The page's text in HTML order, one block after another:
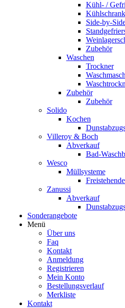
Kühl- /
Kühlschrank
Side-by-
Zubehör
Waschen
Trockner
Zubehör
Zubehör
Solido
Kochen
Villeroy & Boch
Abverkauf
Bad-
Wesco
Müllsysteme
Zanussi
Abverkauf
Sonderangebote
Menü
Über uns
Faq
Kontakt
Anmeldung
Registrieren
Mein Konto
Bestellungsverlauf
Merkliste
Kontakt